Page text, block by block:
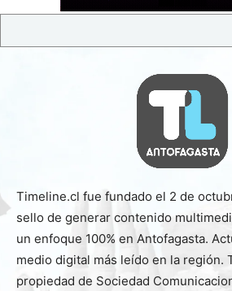
Timeline.cl fue fundado el 2 de
sello de generar contenido
un enfoque 100% en Antofagasta.
medio digital más leído en la región.
propiedad de Sociedad